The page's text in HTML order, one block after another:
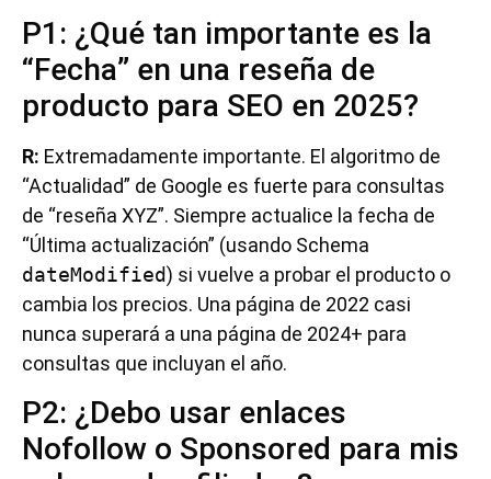
P1: ¿Qué tan importante es la
“Fecha” en una reseña de
producto para SEO en 2025?
R: Extremadamente importante. El algoritmo de
“Actualidad” de Google es fuerte para consultas
de “reseña XYZ”. Siempre actualice la fecha de
“Última actualización” (usando Schema
dateModified) si vuelve a probar el producto o
cambia los precios. Una página de 2022 casi
nunca superará a una página de 2024+ para
consultas que incluyan el año.
P2: ¿Debo usar enlaces
Nofollow o Sponsored para mis